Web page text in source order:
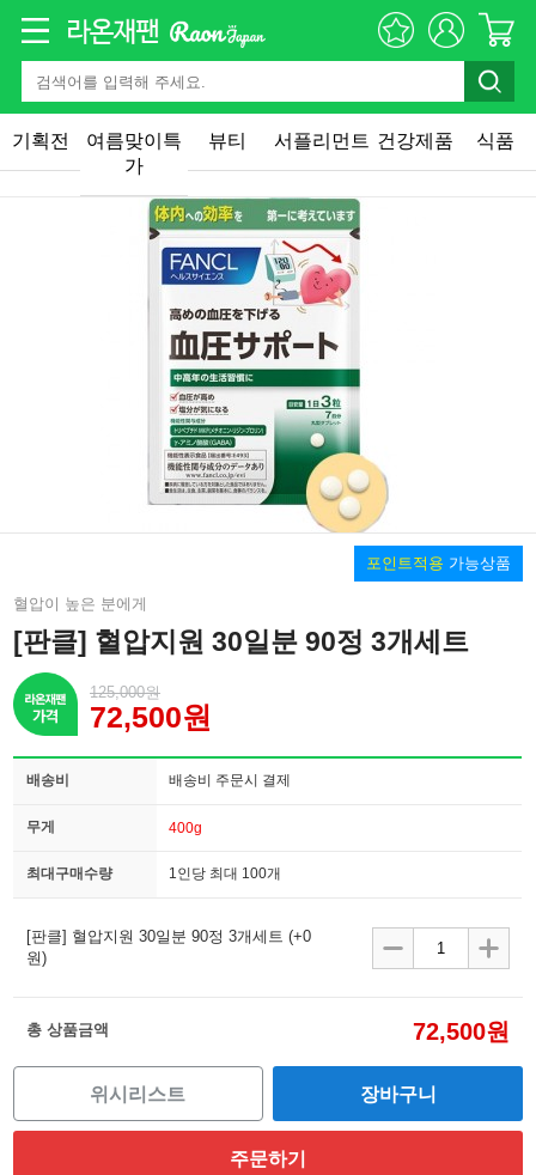
기획전
여름맞이특
가
뷰티 서플리먼트 건강제품 식품
포인트적용 가능상품
혈압이 높은 분에게
[판클] 혈압지원 30일분 90정 3개세트
125,000원
72,500원
배송비 배송비 주문시 결제
무게 400g
최대구매수량 1인당 최대 100개
[판클] 혈압지원 30일분 90정 3개세트 (+0
원)
총 상품금액 72,500원
위시리스트